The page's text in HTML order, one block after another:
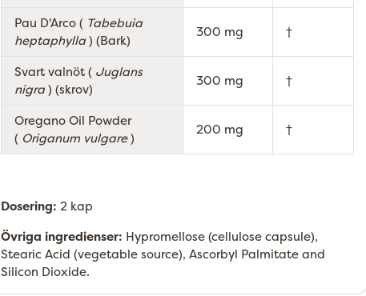
fastställt.
Pau D'Arco ( Tabebuia
heptaphylla) (Bark)
300 mg †Dagligt
fastställt.
Svart valnöt ( Juglans
nigra) (skrov)
300 mg †Dagligt
fastställt.
Oregano Oil Powder
( Origanum vulgare)
200 mg †
Dosering: 2 kap
Övriga ingredienser: Hypromellose (cellulose capsule),
Stearic Acid (vegetable source), Ascorbyl Palmitate and
Silicon Dioxide.